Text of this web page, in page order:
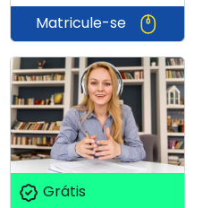
Matricule-se
Grátis